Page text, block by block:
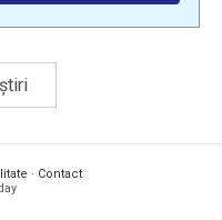
· Contact